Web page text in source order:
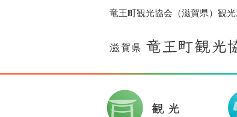
竜王町観光協会（滋賀県）観